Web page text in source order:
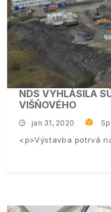
NDS VYHLÁSILA
VIŠŇOVÉHO
jan 31, 2020
<p>Výstavba potrvá